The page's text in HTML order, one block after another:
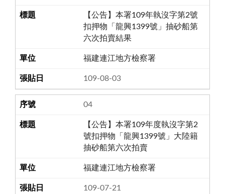
【公告】本署109年執沒字第2號
扣押物「龍興1399號」抽砂船第
六次拍賣結果
福建連江地方檢察署
109-08-03
04
【公告】本署109年度執沒字第2
號扣押物「龍興1399號」大陸籍
抽砂船第六次拍賣
福建連江地方檢察署
109-07-21